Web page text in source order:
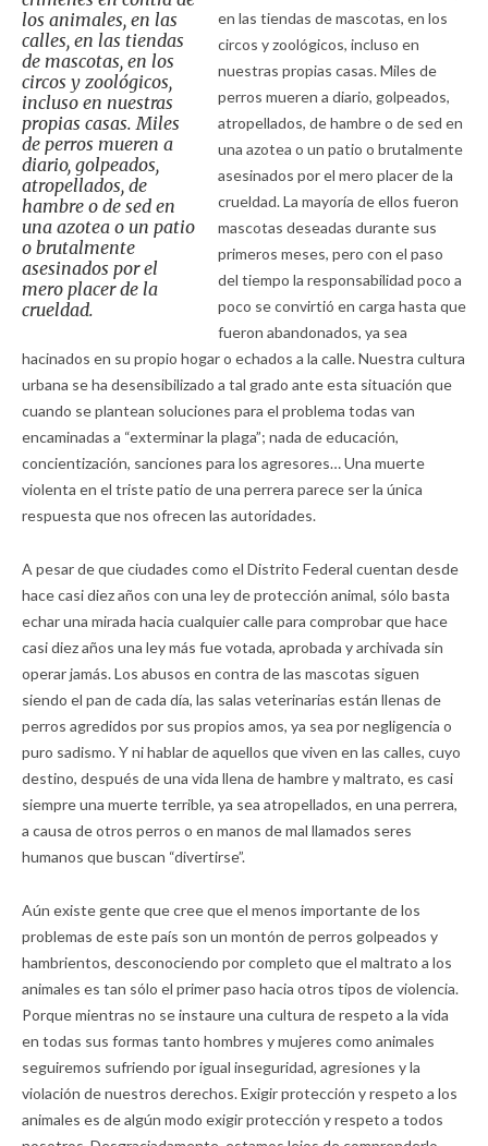
los animales, en las
calles, en las tiendas
de mascotas, en los
circos y zoológicos,
incluso en nuestras
propias casas. Miles
de perros mueren a
diario, golpeados,
atropellados, de
hambre o de sed en
una azotea o un patio
o brutalmente
asesinados por el
mero placer de la
crueldad.
en las tiendas de mascotas, en los
circos y zoológicos, incluso en
nuestras propias casas. Miles de
perros mueren a diario, golpeados,
atropellados, de hambre o de sed en
una azotea o un patio o brutalmente
asesinados por el mero placer de la
crueldad. La mayoría de ellos fueron
mascotas deseadas durante sus
primeros meses, pero con el paso
del tiempo la responsabilidad poco a
poco se convirtió en carga hasta que
fueron abandonados, ya sea
hacinados en su propio hogar o echados a la calle. Nuestra cultura
urbana se ha desensibilizado a tal grado ante esta situación que
cuando se plantean soluciones para el problema todas van
encaminadas a “exterminar la plaga”; nada de educación,
concientización, sanciones para los agresores… Una muerte
violenta en el triste patio de una perrera parece ser la única
respuesta que nos ofrecen las autoridades.
A pesar de que ciudades como el Distrito Federal cuentan desde
hace casi diez años con una ley de protección animal, sólo basta
echar una mirada hacia cualquier calle para comprobar que hace
casi diez años una ley más fue votada, aprobada y archivada sin
operar jamás. Los abusos en contra de las mascotas siguen
siendo el pan de cada día, las salas veterinarias están llenas de
perros agredidos por sus propios amos, ya sea por negligencia o
puro sadismo. Y ni hablar de aquellos que viven en las calles, cuyo
destino, después de una vida llena de hambre y maltrato, es casi
siempre una muerte terrible, ya sea atropellados, en una perrera,
a causa de otros perros o en manos de mal llamados seres
humanos que buscan “divertirse”.
Aún existe gente que cree que el menos importante de los
problemas de este país son un montón de perros golpeados y
hambrientos, desconociendo por completo que el maltrato a los
animales es tan sólo el primer paso hacia otros tipos de violencia.
Porque mientras no se instaure una cultura de respeto a la vida
en todas sus formas tanto hombres y mujeres como animales
seguiremos sufriendo por igual inseguridad, agresiones y la
violación de nuestros derechos. Exigir protección y respeto a los
animales es de algún modo exigir protección y respeto a todos